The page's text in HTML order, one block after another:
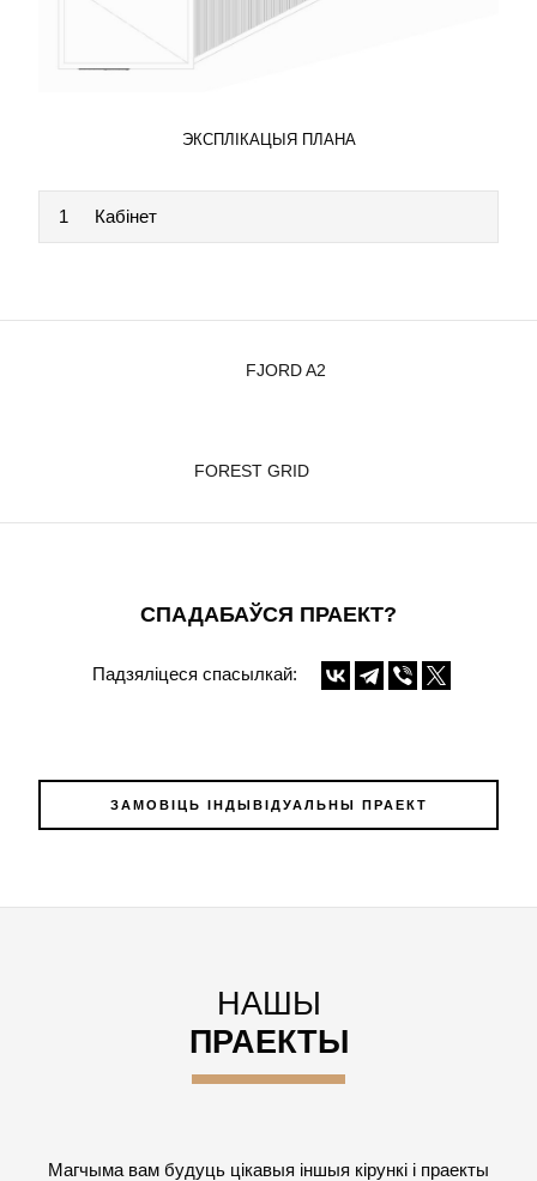
ЭКСПЛІКАЦЫЯ ПЛАНА
1 Кабінет
FJORD A2
FOREST GRID
СПАДАБАЎСЯ ПРАЕКТ?
Падзяліцеся спасылкай:
ЗАМОВІЦЬ ІНДЫВІДУАЛЬНЫ ПРАЕКТ
НАШЫ
ПРАЕКТЫ
Магчыма вам будуць цікавыя іншыя кірункі і праекты